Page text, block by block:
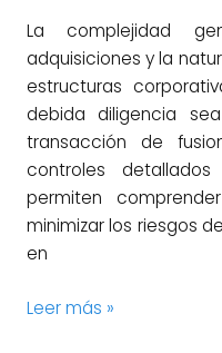
La complejidad
adquisiciones y la
estructuras
debida diligencia
transacción de
controles
permiten
minimizar los riesgos
en
Leer más »